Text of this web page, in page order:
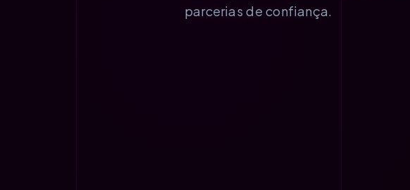
parcerias de confiança.